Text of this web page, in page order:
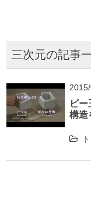
三次元の記事
ビ
構造